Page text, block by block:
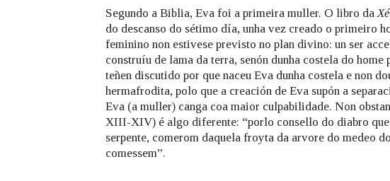
Segundo a Biblia, Eva foi a primeira muller. O libro da
do descanso do sétimo día, unha vez creado o primeiro
feminino non estivese previsto no plan divino: un ser
construíu de lama da terra, senón dunha costela do
teñen discutido por que naceu Eva dunha costela e non
hermafrodita, polo que a creación de Eva supón a
Eva (a muller) canga coa maior culpabilidade. Non
XIII-XIV) é algo diferente: “porlo consello do diabro que
serpente, comerom daquela froyta da arvore do medeo
comessem”.